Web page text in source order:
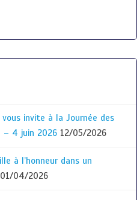
vous invite à la Journée des
– 4 juin 2026 12/05/2026
à l’honneur dans un
01/04/2026